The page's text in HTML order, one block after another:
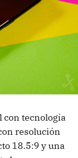
con tecnología
resolución
18.5:9 y una